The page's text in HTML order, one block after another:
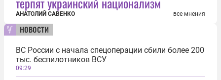
АНАТОЛИЙ САВЕНКО все мнения
новости
ВС России с начала спецоперации сбили более 200
тыс. беспилотников ВСУ
09:29